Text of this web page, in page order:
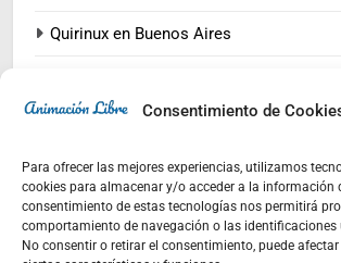
Consentimiento de
Para ofrecer las mejores experiencias, utilizamos
cookies para almacenar y/o acceder a la información
consentimiento de estas tecnologías nos permitirá
comportamiento de navegación o las identificaciones
No consentir o retirar el consentimiento, puede
Quirinux en Buenos Aires
Flow, un Oscar para el software libre
Comentarios